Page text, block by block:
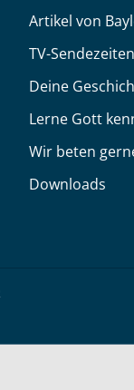
Artikel von
TV-Sendezeiten
Deine
Lerne Gott
Wir beten
Downloads